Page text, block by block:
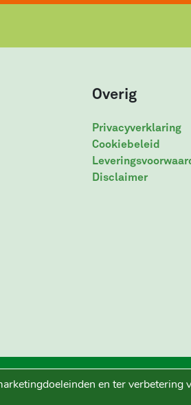
Overig
Privacyverklaring
Cookiebeleid
Disclaimer
en ter verbetering